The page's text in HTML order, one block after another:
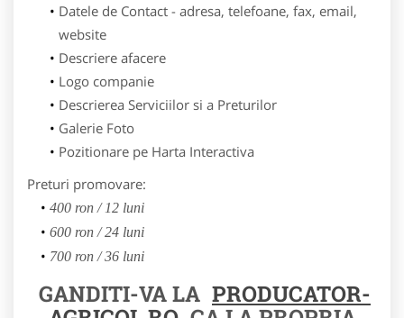
Datele de Contact - adresa, telefoane, fax, email,
website
Descriere afacere
Logo companie
Descrierea Serviciilor si a Preturilor
Galerie Foto
Pozitionare pe Harta Interactiva
Preturi promovare:
400 ron / 12 luni
600 ron / 24 luni
700 ron / 36 luni
GANDITI-VA LA PRODUCATOR-